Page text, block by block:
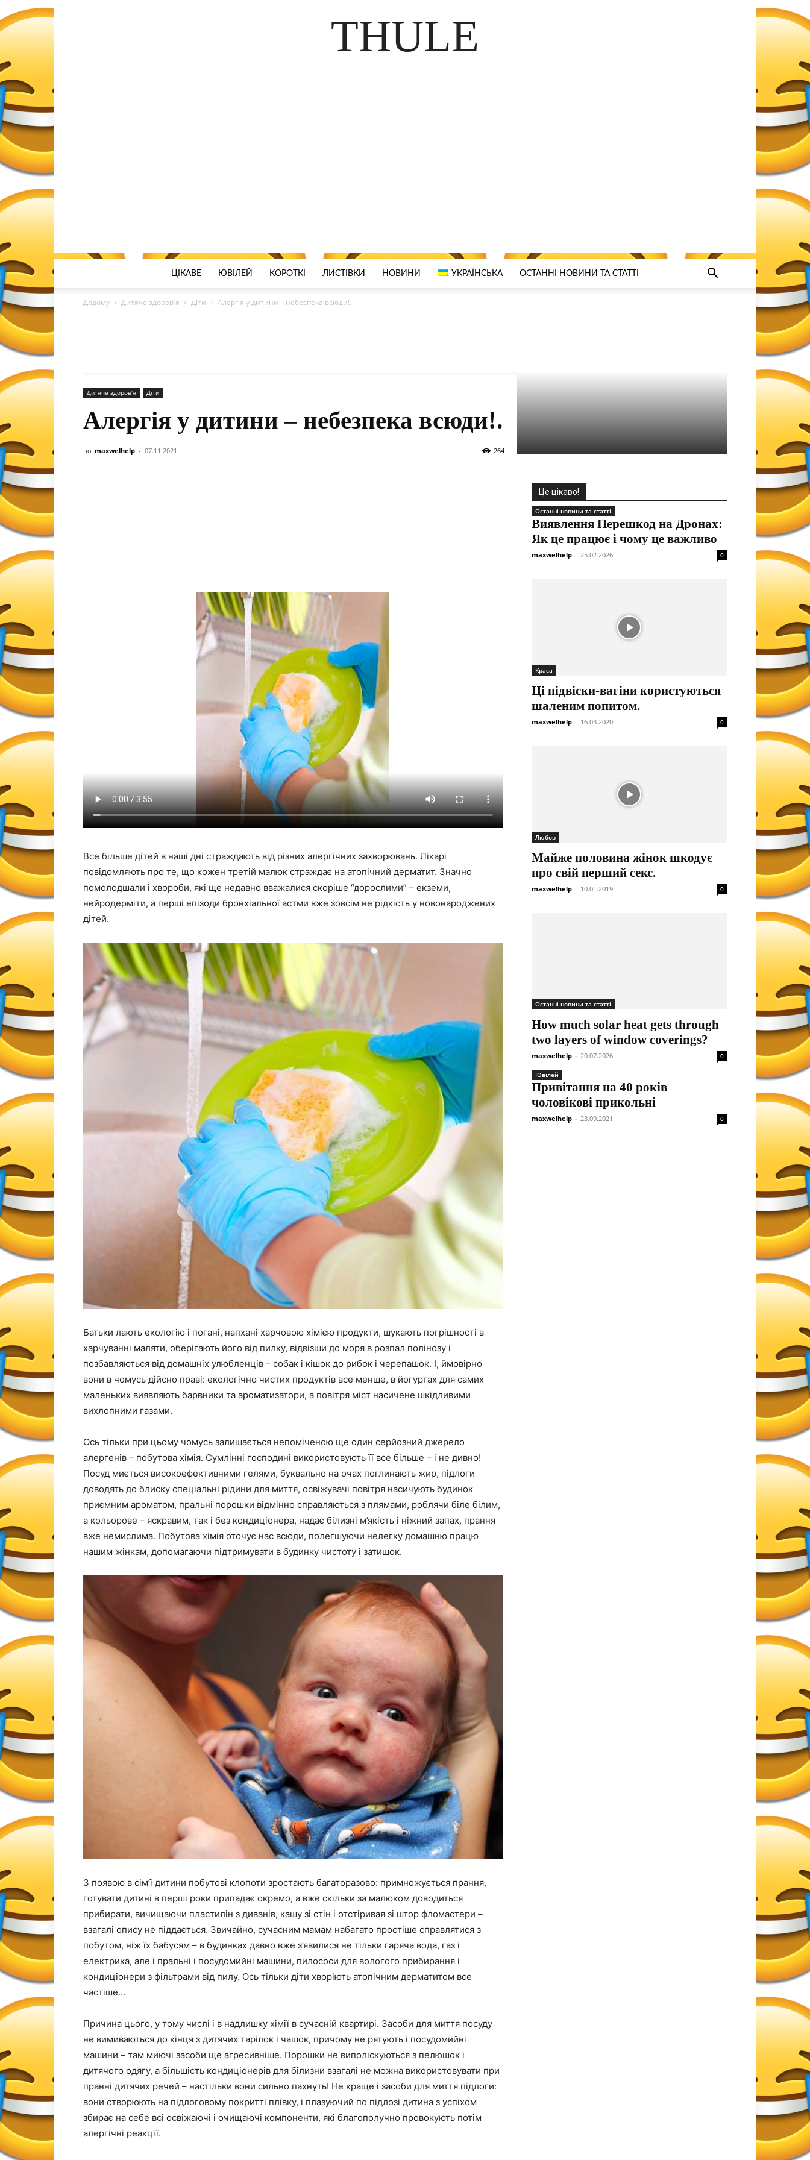
THULE
ЦІКАВЕ ЮВІЛЕЙ КОРОТКІ ЛИСТІВКИ НОВИНИ УКРАЇНСЬКА ОСТАННІ НОВИНИ ТА СТАТТІ
Додому Дитяче здоров'я Діти Алергія у дитини – небезпека всюди!.
Дитяче здоров'я Діти
Алергія у дитини – небезпека всюди!.
по maxwelhelp - 07.11.2021 264
Все більше дітей в наші дні страждають від різних алергічних захворювань. Лікарі
повідомляють про те, що кожен третій малюк страждає на атопічний дерматит. Значно
помолодшали і хвороби, які ще недавно вважалися скоріше “дорослими” – екземи,
нейродерміти, а перші епізоди бронхіальної астми вже зовсім не рідкість у новонароджених
дітей.
Батьки лають екологію і погані, напхані харчовою хімією продукти, шукають погрішності в
харчуванні маляти, оберігають його від пилку, відвізши до моря в розпал полінозу і
позбавляються від домашніх улюбленців – собак і кішок до рибок і черепашок. І, ймовірно
вони в чомусь дійсно праві: екологічно чистих продуктів все менше, в йогуртах для самих
маленьких виявляють барвники та ароматизатори, а повітря міст насичене шкідливими
вихлопними газами.
Ось тільки при цьому чомусь залишається непоміченою ще один серйозний джерело
алергенів – побутова хімія. Сумлінні господині використовують її все більше – і не дивно!
Посуд миється високоефективними гелями, буквально на очах поглинають жир, підлоги
доводять до блиску спеціальні рідини для миття, освіжувачі повітря насичують будинок
приємним ароматом, пральні порошки відмінно справляються з плямами, роблячи біле білим,
а кольорове – яскравим, так і без кондиціонера, надає білизні м’якість і ніжний запах, прання
вже немислима. Побутова хімія оточує нас всюди, полегшуючи нелегку домашню працю
нашим жінкам, допомагаючи підтримувати в будинку чистоту і затишок.
З появою в сім’ї дитини побутові клопоти зростають багаторазово: примножується прання,
готувати дитині в перші роки припадає окремо, а вже скільки за малюком доводиться
прибирати, вичищаючи пластилін з диванів, кашу зі стін і отстіривая зі штор фломастери –
взагалі опису не піддається. Звичайно, сучасним мамам набагато простіше справлятися з
побутом, ніж їх бабусям – в будинках давно вже з’явилися не тільки гаряча вода, газ і
електрика, але і пральні і посудомийні машини, пилососи для вологого прибирання і
кондиціонери з фільтрами від пилу. Ось тільки діти хворіють атопічним дерматитом все
частіше…
Причина цього, у тому числі і в надлишку хімії в сучасній квартирі. Засоби для миття посуду
не вимиваються до кінця з дитячих тарілок і чашок, причому не рятують і посудомийні
машини – там миючі засоби ще агресивніше. Порошки не виполіскуються з пелюшок і
дитячого одягу, а більшість кондиціонерів для білизни взагалі не можна використовувати при
пранні дитячих речей – настільки вони сильно пахнуть! Не краще і засоби для миття підлоги:
вони створюють на підлоговому покритті плівку, і плазуючий по підлозі дитина з успіхом
збирає на себе всі освіжаючі і очищаючі компоненти, які благополучно провокують потім
алергічні реакції.
Це цікаво!
Останні новини та статті
Виявлення Перешкод на Дронах:
Як це працює і чому це важливо
maxwelhelp - 25.02.2026 0
Краса
Ці підвіски-вагіни користуються
шаленим попитом.
maxwelhelp - 16.03.2020 0
Любов
Майже половина жінок шкодує
про свій перший секс.
maxwelhelp - 10.01.2019 0
Останні новини та статті
How much solar heat gets through
two layers of window coverings?
maxwelhelp - 20.07.2026 0
Ювілей
Привітання на 40 років
чоловікові прикольні
maxwelhelp - 23.09.2021 0